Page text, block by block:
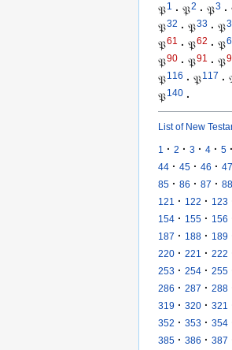
𝔓1 · 𝔓2 · 𝔓3 ·
𝔓32 · 𝔓33 · 𝔓
𝔓61 · 𝔓62 · 𝔓
𝔓90 · 𝔓91 · 𝔓
𝔓116 · 𝔓117 ·
𝔓140 ·
List of New
1 · 2 · 3 · 4 · 5 ·
44 · 45 · 46 · 47
85 · 86 · 87 · 88
121 · 122 · 123
154 · 155 · 156
187 · 188 · 189
220 · 221 · 222
253 · 254 · 255
286 · 287 · 288
319 · 320 · 321
352 · 353 · 354
385 · 386 · 387